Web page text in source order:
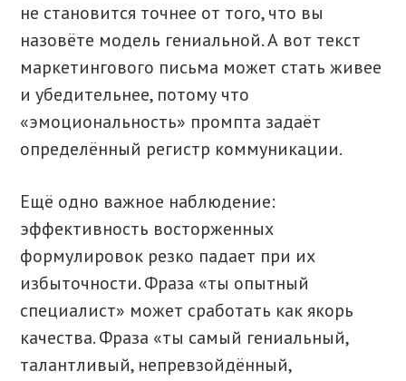
не становится точнее от того, что вы
назовёте модель гениальной. А вот текст
маркетингового письма может стать живее
и убедительнее, потому что
«эмоциональность» промпта задаёт
определённый регистр коммуникации.
Ещё одно важное наблюдение:
эффективность восторженных
формулировок резко падает при их
избыточности. Фраза «ты опытный
специалист» может сработать как якорь
качества. Фраза «ты самый гениальный,
талантливый, непревзойдённый,